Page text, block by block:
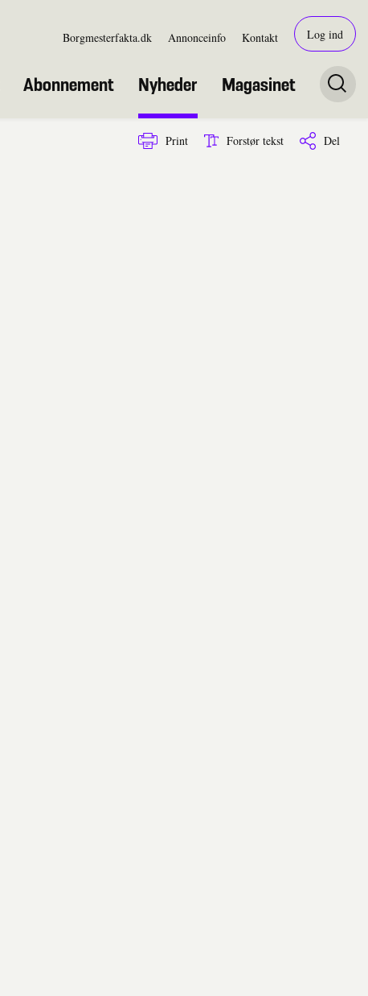
Borgmesterfakta.dk Annonceinfo Kontakt Log ind
Abonnement Nyheder Magasinet
Print Forstør tekst Del